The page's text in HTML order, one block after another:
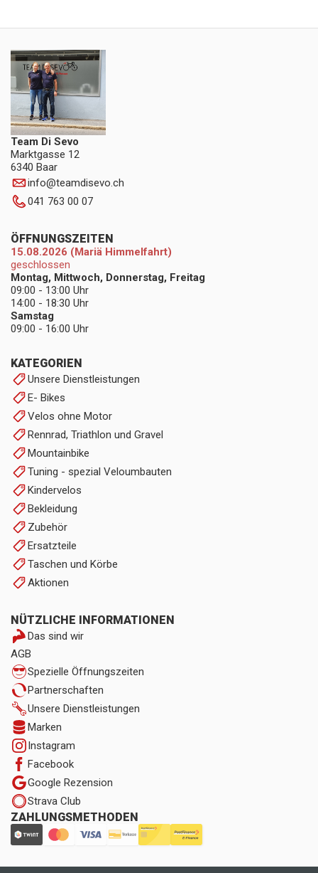
Team Di Sevo
Marktgasse 12
6340 Baar
info@teamdisevo.ch
041 763 00 07
KATEGORIEN
Unsere Dienstleistungen
E- Bikes
Velos ohne Motor
Rennrad, Triathlon und Gravel
Mountainbike
Tuning - spezial Veloumbauten
Kindervelos
Bekleidung
Zubehör
Ersatzteile
Taschen und Körbe
Aktionen
NÜTZLICHE INFORMATIONEN
Das sind wir
AGB
Spezielle Öffnungszeiten
Partnerschaften
Unsere Dienstleistungen
Marken
Instagram
Facebook
Google Rezension
Strava Club
ZAHLUNGSMETHODEN
ÖFFNUNGSZEITEN
15.08.2026 (Mariä Himmelfahrt)
geschlossen
Montag, Mittwoch, Donnerstag, Freitag
09:00 - 13:00 Uhr
14:00 - 18:30 Uhr
Samstag
09:00 - 16:00 Uhr